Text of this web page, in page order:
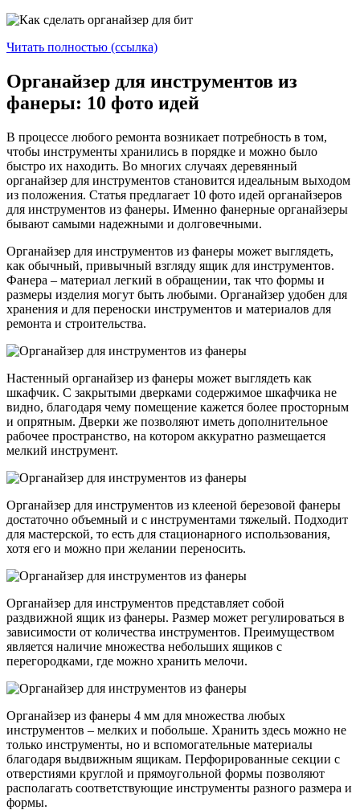
Читать полностью (ссылка)
Органайзер для инструментов из
фанеры: 10 фото идей
В процессе любого ремонта возникает потребность в том,
чтобы инструменты хранились в порядке и можно было
быстро их находить. Во многих случаях деревянный
органайзер для инструментов становится идеальным выходом
из положения. Статья предлагает 10 фото идей органайзеров
для инструментов из фанеры. Именно фанерные органайзеры
бывают самыми надежными и долговечными.
Органайзер для инструментов из фанеры может выглядеть,
как обычный, привычный взгляду ящик для инструментов.
Фанера – материал легкий в обращении, так что формы и
размеры изделия могут быть любыми. Органайзер удобен для
хранения и для переноски инструментов и материалов для
ремонта и строительства.
Настенный органайзер из фанеры может выглядеть как
шкафчик. С закрытыми дверками содержимое шкафчика не
видно, благодаря чему помещение кажется более просторным
и опрятным. Дверки же позволяют иметь дополнительное
рабочее пространство, на котором аккуратно размещается
мелкий инструмент.
Органайзер для инструментов из клееной березовой фанеры
достаточно объемный и с инструментами тяжелый. Подходит
для мастерской, то есть для стационарного использования,
хотя его и можно при желании переносить.
Органайзер для инструментов представляет собой
раздвижной ящик из фанеры. Размер может регулироваться в
зависимости от количества инструментов. Преимуществом
является наличие множества небольших ящиков с
перегородками, где можно хранить мелочи.
Органайзер из фанеры 4 мм для множества любых
инструментов – мелких и побольше. Хранить здесь можно не
только инструменты, но и вспомогательные материалы
благодаря выдвижным ящикам. Перфорированные секции с
отверстиями круглой и прямоугольной формы позволяют
располагать соответствующие инструменты разного размера и
формы.